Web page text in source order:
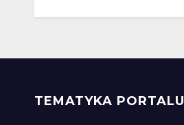
TEMATYKA PORTALU